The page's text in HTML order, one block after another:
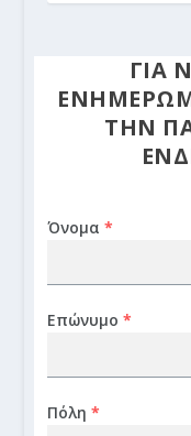
ΓΙΑ
ΤΗΝ
Όνομα *
Επώνυμο *
Πόλη *